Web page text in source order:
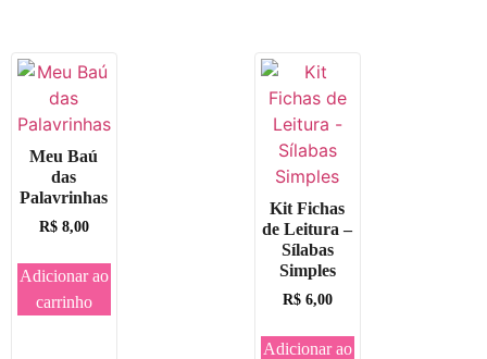
Meu Baú
das
Palavrinhas
R$8,00
Adicionar ao
carrinho
Kit Fichas
de Leitura –
Sílabas
Simples
R$6,00
Adicionar ao